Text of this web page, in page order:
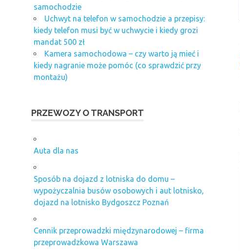
samochodzie
Uchwyt na telefon w samochodzie a przepisy:
kiedy telefon musi być w uchwycie i kiedy grozi
mandat 500 zł
Kamera samochodowa – czy warto ją mieć i
kiedy nagranie może pomóc (co sprawdzić przy
montażu)
PRZEWOZY O TRANSPORT
Auta dla nas
Sposób na dojazd z lotniska do domu –
wypożyczalnia busów osobowych i aut lotnisko,
dojazd na lotnisko Bydgoszcz Poznań
Cennik przeprowadzki międzynarodowej – firma
przeprowadzkowa Warszawa